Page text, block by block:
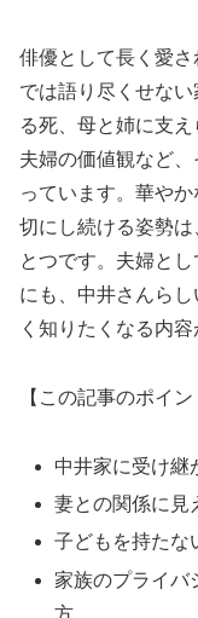
俳優として長く愛
では語り尽くせな
る死、母と姉に支
夫婦の価値観など
っています。華や
切にし続ける姿勢
とつです。夫婦と
にも、中井さんら
く知りたくなる内容
【この記事のポイン
中井家に受け継
妻との関係に見
子どもを持たな
家族のプライバ
方